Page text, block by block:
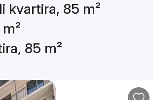
kvartira, 85 m²
85 m²